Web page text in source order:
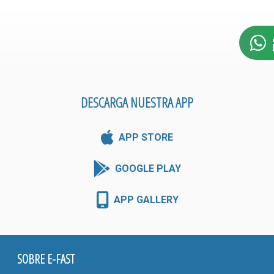
DESCARGA NUESTRA APP
APP STORE
GOOGLE PLAY
APP GALLERY
SOBRE E-FAST